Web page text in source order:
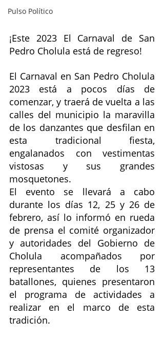
Pulso Político
¡Este 2023 El Carnaval de San
Pedro Cholula está de regreso!
El Carnaval en San Pedro Cholula
2023 está a pocos días de
comenzar, y traerá de vuelta a las
calles del municipio la maravilla
de los danzantes que desfilan en
esta tradicional fiesta,
engalanados con vestimentas
vistosas y sus grandes
mosquetones.
El evento se llevará a cabo
durante los días 12, 25 y 26 de
febrero, así lo informó en rueda
de prensa el comité organizador
y autoridades del Gobierno de
Cholula acompañados por
representantes de los 13
batallones, quienes presentaron
el programa de actividades a
realizar en el marco de esta
tradición.